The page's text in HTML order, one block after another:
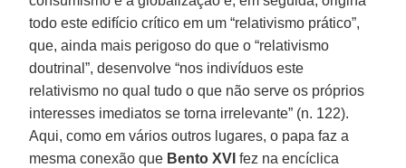
todo este edifício crítico em um “relativismo prático”,
que, ainda mais perigoso do que o “relativismo
doutrinal”, desenvolve “nos indivíduos este
relativismo no qual tudo o que não serve os próprios
interesses imediatos se torna irrelevante” (n. 122).
Aqui, como em vários outros lugares, o papa faz a
mesma conexão que Bento XVI fez na encíclica